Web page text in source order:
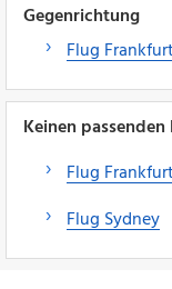
Gegenrichtung
Flug
Keinen
Flug
Flug Sydney